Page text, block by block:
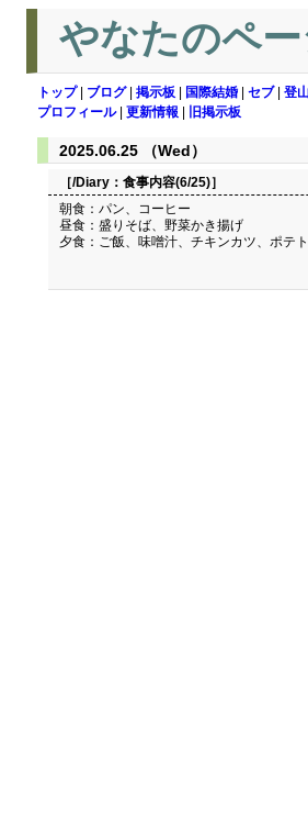
やなたのペ
トップ| ブログ| 掲示板 国際結婚 セブ| 登
プロフィール| 更新情報 旧掲示板
2025.06.25 （Wed）
［/Diary： 食事内容(6/25)］
朝食：パン、コーヒー
昼食：盛りそば、野菜かき揚げ
夕食：ご飯、味噌汁、チキンカツ、ポテ